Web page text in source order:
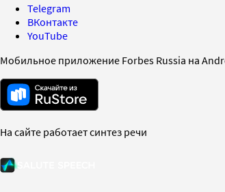
Telegram
ВКонтакте
YouTube
Мобильное приложение Forbes Russia на
На сайте работает синтез речи